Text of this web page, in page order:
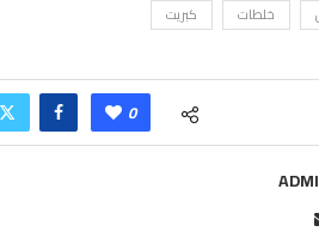
خلطات كبريت
0